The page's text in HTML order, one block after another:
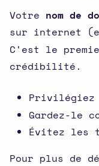
Votre nom de
sur internet
C'est le
crédibilité.
Gardez-le
Évitez les
Pour plus de